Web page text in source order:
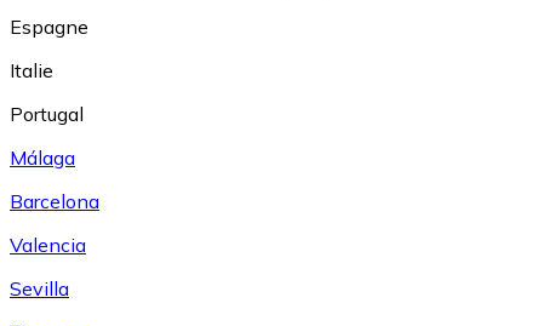
Espagne
Italie
Portugal
Málaga
Barcelona
Valencia
Sevilla